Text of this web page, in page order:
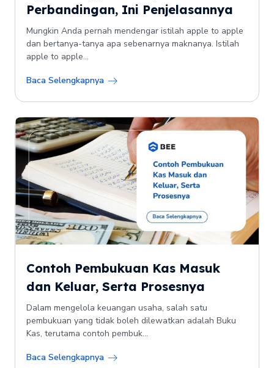
Perbandingan, Ini Penjelasannya
Mungkin Anda pernah mendengar istilah apple to apple
dan bertanya-tanya apa sebenarnya maknanya. Istilah
apple to apple...
Baca Selengkapnya
Contoh Pembukuan Kas Masuk
dan Keluar, Serta Prosesnya
Dalam mengelola keuangan usaha, salah satu
pembukuan yang tidak boleh dilewatkan adalah Buku
Kas, terutama contoh pembuk...
Baca Selengkapnya